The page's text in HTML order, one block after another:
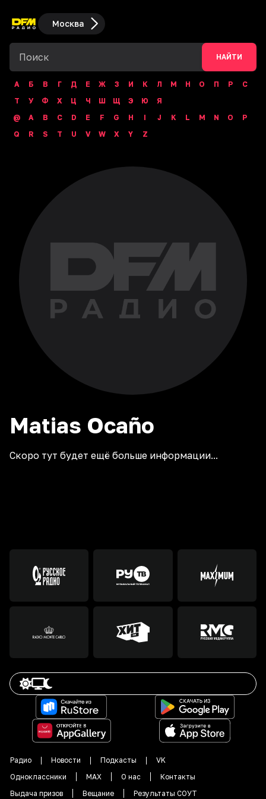
Москва
НАЙТИ
А Б В Г Д Е Ж З И К Л М Н О П Р
С
Т
У Ф Х Ц Ч Ш Щ Э Ю
Я
@
A B C D E F G H I J K L M N O
P
Q
R S T U V W X Y Z
Matias Ocaño
Скоро тут будет ещё больше информации...
Радио Новости Подкасты
VK
Одноклассники
MAX О нас
Контакты
Выдача призов
Вещание Результаты СОУТ